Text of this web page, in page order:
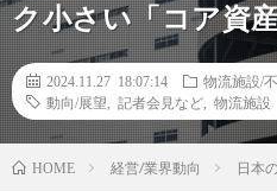
ク小さい「コア資
2024.11.27 18:07:14
物流施設/
動向/展望
記者会見など 物流施設
HOME 経営/業界動向 日本